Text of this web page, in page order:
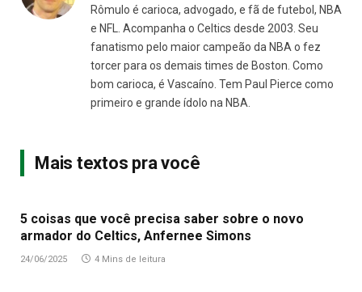
Rômulo é carioca, advogado, e fã de futebol, NBA
e NFL. Acompanha o Celtics desde 2003. Seu
fanatismo pelo maior campeão da NBA o fez
torcer para os demais times de Boston. Como
bom carioca, é Vascaíno. Tem Paul Pierce como
primeiro e grande ídolo na NBA.
Mais textos pra você
5 coisas que você precisa saber sobre o novo
armador do Celtics, Anfernee Simons
24/06/2025 4 Mins de leitura